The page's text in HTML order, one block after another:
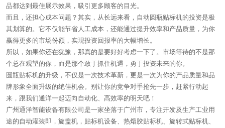
品都达到最佳展示效果，吸引更多顾客的目光。
而且，还担心成本问题？其实，从长远来看，自动圆瓶贴标机的投资是极
其划算的。它不仅能节省人工成本，还能通过提升效率和产品质量，为你
赢得更多的市场份额，实现投资回报率的大幅增长。
所以，如果你还在犹豫，那真的是要好好考虑一下了。市场等待的不是那
个总在观望的你，而是那个敢于抓住机遇，勇于投资未来的你。
圆瓶贴标机的升级，不仅是一次技术革新，更是一次为你的产品质量和品
牌形象全面升级的绝佳机会。别让你的竞争对手抢先一步，赶紧行动起
来，跟我们通洋一起迈向自动化、高效率的明天吧！
广州通洋智能设备有限公司是一家坐落于广州市，专注开发及生产工业用
途的自动灌装即，旋盖机，贴标机设备、热熔胶贴标机、旋转式贴标机、